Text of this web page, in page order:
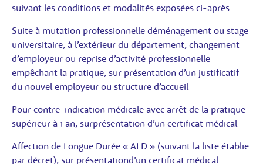
suivant les conditions et modalités exposées ci-après :
Suite à mutation professionnelle déménagement ou stage
universitaire, à l’extérieur du département, changement
d’employeur ou reprise d’activité professionnelle
empêchant la pratique, sur présentation d’un justificatif
du nouvel employeur ou structure d’accueil
Pour contre-indication médicale avec arrêt de la pratique
supérieur à 1 an, surprésentation d’un certificat médical
Affection de Longue Durée « ALD » (suivant la liste établie
par décret), sur présentationd’un certificat médical